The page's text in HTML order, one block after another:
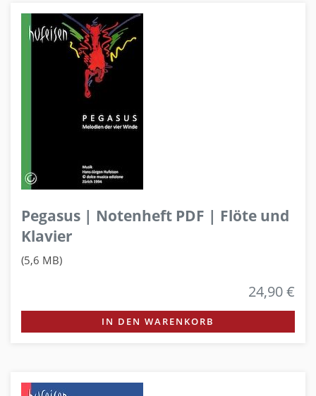
Pegasus | Notenheft PDF | Flöte und
Klavier
(5,6 MB)
24,90 €
IN DEN WARENKORB